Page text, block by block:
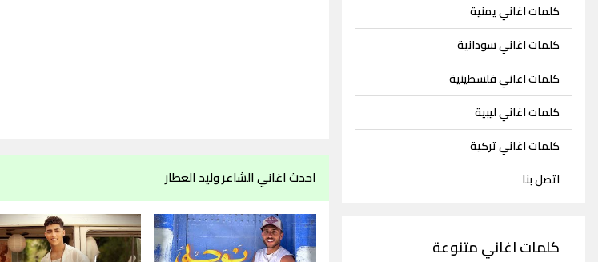
كلمات اغاني يمنية
كلمات اغاني سودانية
كلمات اغاني فلسطينية
كلمات اغاني ليبية
كلمات اغاني تركية
اتصل بنا
كلمات اغاني متنوعة
احدث اغاني الشاعر وليد العطار